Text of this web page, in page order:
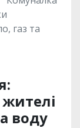
газ та
воду